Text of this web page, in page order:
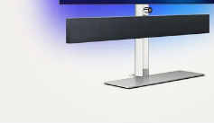
Zubehör